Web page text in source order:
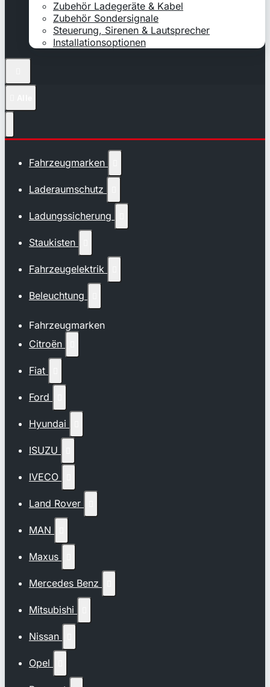
Zubehör Ladegeräte & Kabel
Zubehör Sondersignale
Steuerung, Sirenen & Lautsprecher
Installationsoptionen
Fahrzeugmarken
Laderaumschutz
Ladungssicherung
Staukisten
Fahrzeugelektrik
Beleuchtung
Fahrzeugmarken
Citroën
Fiat
Ford
Hyundai
ISUZU
IVECO
Land Rover
MAN
Maxus
Mercedes Benz
Mitsubishi
Nissan
Opel